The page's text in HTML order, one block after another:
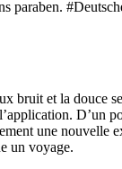
paraben.
bruit et la douce
D’un
une nouvelle
un voyage.